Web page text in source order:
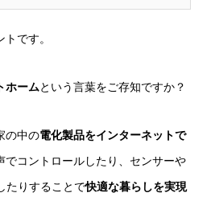
です。
ホームという言葉をご存知ですか？
の中の電化製品をインターネットで
でコントロールしたり、センサーや
たりすることで快適な暮らしを実現